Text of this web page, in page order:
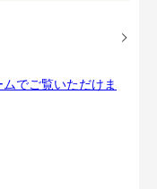
でご覧いただけま